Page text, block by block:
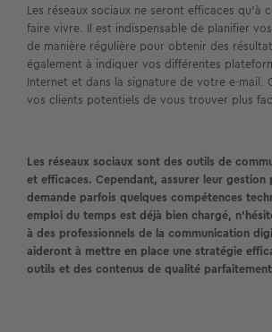
Les réseaux sociaux ne seront efficaces qu’à
faire vivre. Il est indispensable de planifier
de manière régulière pour obtenir des
également à indiquer vos différentes
Internet et dans la signature de votre e-mail.
vos clients potentiels de vous trouver plus
Les réseaux sociaux sont des outils de
et efficaces. Cependant, assurer leur
demande parfois quelques compétences
emploi du temps est déjà bien chargé,
à des professionnels de la communication
aideront à mettre en place une stratégie
outils et des contenus de qualité